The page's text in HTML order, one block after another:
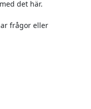
det här.
frågor eller